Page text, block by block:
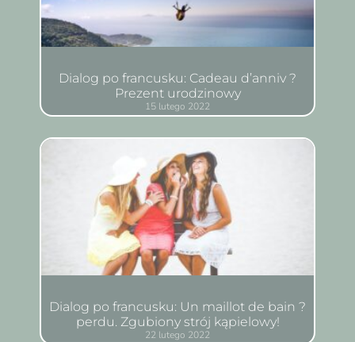
Dialog po francusku: Cadeau d’anniv ?
Prezent urodzinowy
15 lutego 2022
Dialog po francusku: Un maillot de bain ?
perdu. Zgubiony strój kąpielowy!
22 lutego 2022